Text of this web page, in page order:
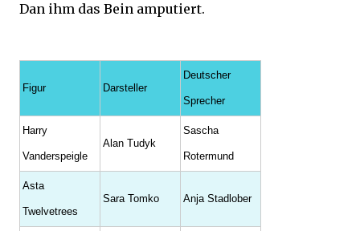
Dan ihm das Bein amputiert.
Figur Darsteller
Deutscher
Sprecher
Harry
Vanderspeigle
Alan Tudyk
Sascha
Rotermund
Asta
Twelvetrees
Sara Tomko Anja Stadlober